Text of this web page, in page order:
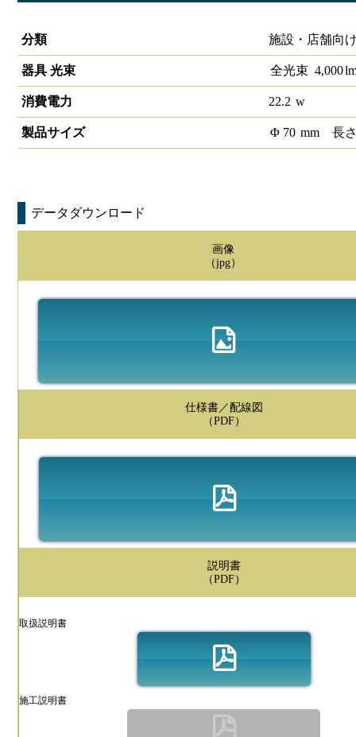
分類
施設・店舗向
器具 光束 全光束 4,000
消費電力 22.2 w
製品サイズ Φ 70 mm 長
データダウンロード
画像
（jpg）
仕様書／配線図
（PDF）
説明書
（PDF）
取扱説明書
施工説明書